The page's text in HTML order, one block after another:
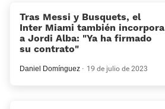
Tras Messi y Busquets, el
Inter Miami también incorpora
a Jordi Alba: "Ya ha firmado
su contrato"
Daniel Domínguez 19 de julio de 2023